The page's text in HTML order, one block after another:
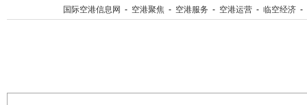
国际空港信息网 - 空港聚焦 - 空港服务 - 空港运营 - 临空经济 -